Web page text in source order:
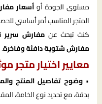
مستوى الجودة أوأسعار
المتجر المناسب أمر أساسي
كنت تبحث عنمفارش سرير
مفارش شتوية دافئة وفاخرة.
معايير اختيار متجر
•وضوح تفاصيل المنتج
بدقة، مع تحديد نوع الخامة،